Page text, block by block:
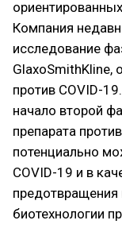
Компания
исследование
GlaxoSmithKline,
против COVID-
начало второй
препарата
потенциально
COVID-19 и в
предотвращения
биотехнологии